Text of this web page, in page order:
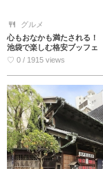
グルメ
心もおなかも満たされる！
池袋で楽しむ格安ブッフェ
♡ 0 / 1915 views